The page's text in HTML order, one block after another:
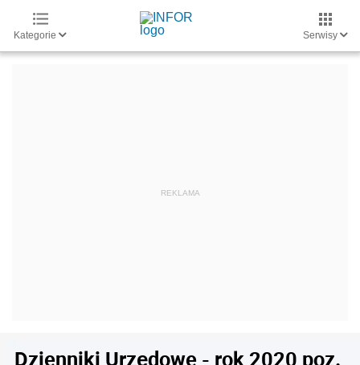
Kategorie Serwisy
Dzienniki Urzędowe - rok 2020 poz.